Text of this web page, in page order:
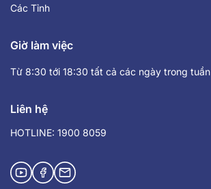
Các Tỉnh
Giờ làm việc
Từ 8:30 tới 18:30 tất cả các ngày trong tuần
Liên hệ
HOTLINE: 1900 8059